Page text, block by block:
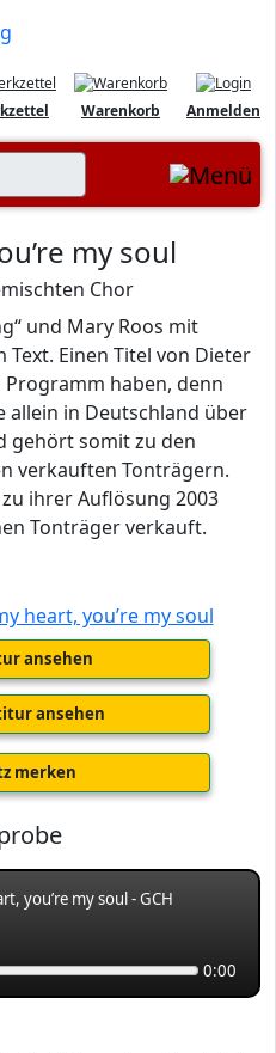
Anmelden
Warenkorb
my soul
Chor
und Mary Roos mit
Einen Titel von Dieter
haben, denn
allein in Deutschland über
gehört somit zu den
verkauften Tonträgern.
ihrer Auflösung 2003
Tonträger verkauft.
ansehen
ansehen
merken
you’re my soul - GCH
0:00